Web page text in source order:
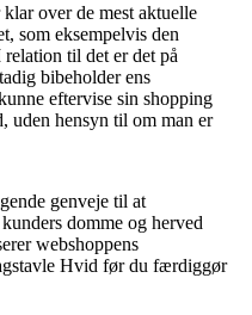
over de mest aktuelle
som eksempelvis den
til det er det på
bibeholder ens
eftervise sin shopping
uden hensyn til om man er
genveje til at
domme og herved
webshoppens
Hvid før du færdiggør